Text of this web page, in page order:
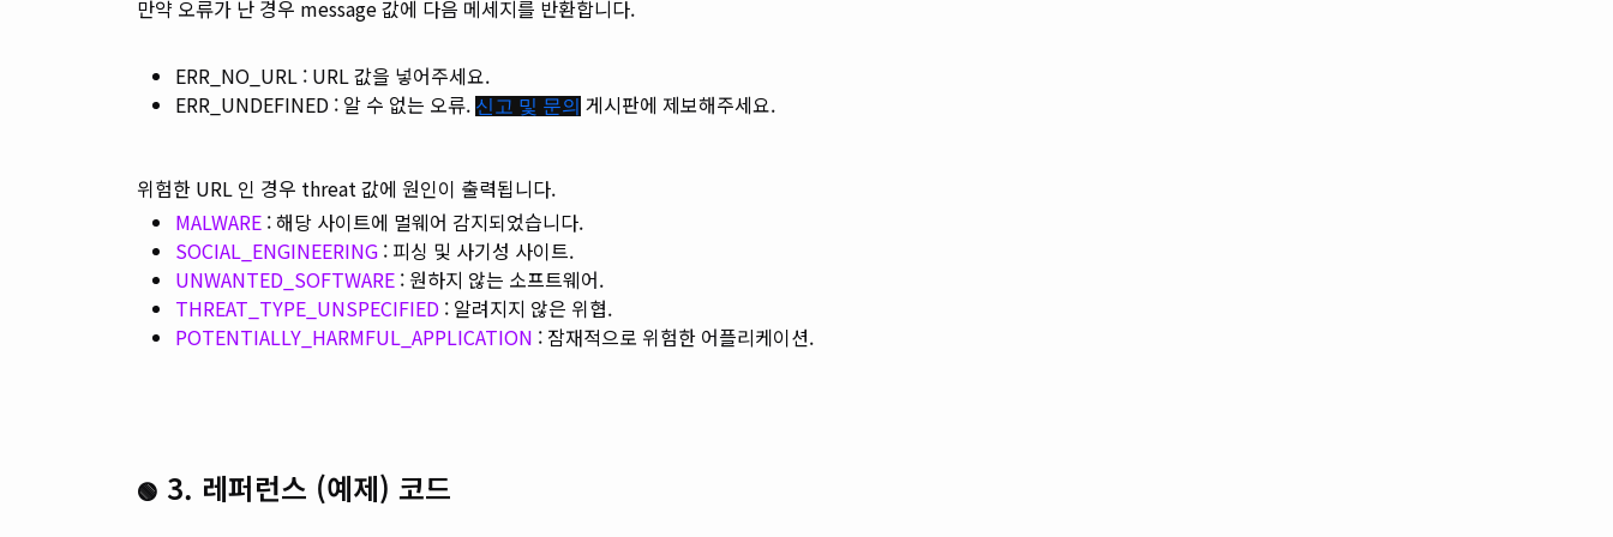
만약 오류가 난 경우 message 값에 다음 메세지를 반환합니다.
ERR_NO_URL : URL 값을 넣어주세요.
ERR_UNDEFINED : 알 수 없는 오류. 신고 및 문의 게시판에 제보해주세요.
위험한 URL 인 경우 threat 값에 원인이 출력됩니다.
MALWARE : 해당 사이트에 멀웨어 감지되었습니다.
SOCIAL_ENGINEERING : 피싱 및 사기성 사이트.
UNWANTED_SOFTWARE : 원하지 않는 소프트웨어.
THREAT_TYPE_UNSPECIFIED : 알려지지 않은 위협.
POTENTIALLY_HARMFUL_APPLICATION : 잠재적으로 위험한 어플리케이션.
🟢 3. 레퍼런스 (예제) 코드